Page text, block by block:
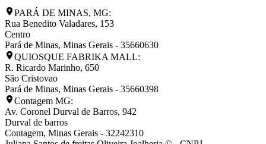
PARÁ DE MINAS, MG:
Rua Benedito Valadares, 153
Centro
Pará de Minas, Minas Gerais - 35660630
QUIOSQUE FABRIKA MALL:
R. Ricardo Marinho, 650
São Cristovao
Pará de Minas, Minas Gerais - 35660398
Contagem MG:
Av. Coronel Durval de Barros, 942
Durval de barros
Contagem, Minas Gerais - 32242310